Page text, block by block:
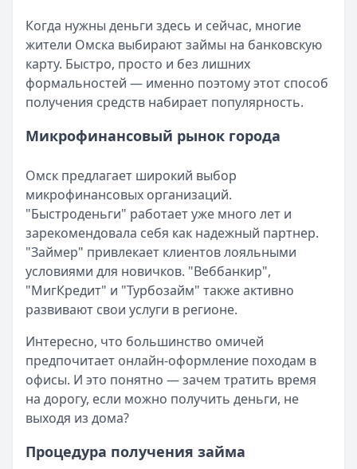
Все статьи
Опубликовано:5 декабря 2025 г.
Категория: МФО
Читать новость
Срочный микрозайм 15 000 ₽ на карту: свежая
Кратко:Нужны 15 000 рублей на карту прямо сегодня?
Категория:МФО
Рекордный рост доли клиентов МФО с iPhone: что
Кратко:В III квартале 2025 года владельцы iPhone
Опубликовано:5 декабря 2025 г.
Категория:МФО
Читать новость
57 сервисов микрозаймов через Госуслуги: где
Кратко:Авторизация через Госуслуги ускоряет
Опубликовано:23 ноября 2025 г.
Категория:
Читать новость
Смс о «одобренном займе» от Bigmani Ru: как
Кратко:
Пришло СМС об одобрении займа от Bigmani
Опубликовано:
23 ноября 2025 г.
Категория:
МФО
Читать новость
Когда нужны деньги здесь и сейчас, многие
жители Омска выбирают займы на банковскую
карту. Быстро, просто и без лишних
формальностей — именно поэтому этот способ
получения средств набирает популярность.
Микрофинансовый рынок города
Омск предлагает широкий выбор
микрофинансовых организаций.
"Быстроденьги" работает уже много лет и
зарекомендовала себя как надежный партнер.
"Займер" привлекает клиентов лояльными
условиями для новичков. "Веббанкир",
"МигКредит" и "Турбозайм" также активно
развивают свои услуги в регионе.
Интересно, что большинство омичей
предпочитает онлайн-оформление походам в
офисы. И это понятно — зачем тратить время
на дорогу, если можно получить деньги, не
выходя из дома?
Процедура получения займа